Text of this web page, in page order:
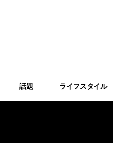
話題 ライフスタイル